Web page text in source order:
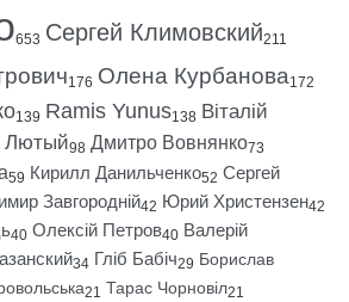
653 Сергей Климовский211
176 Олена Курбанова172
139 Ramis Yunus138 Віталій
Лютый98 Дмитро Вовнянко73
59 Кирилл Данильченко52 Сергей
Завгородній42 Юрий Христензен42
40 Олексій Петров40 Валерій
34 Гліб Бабіч29 Борислав
21 Тарас Чорновіл21